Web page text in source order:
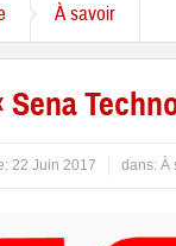
À savoir
22 Juin 2017 dans: À